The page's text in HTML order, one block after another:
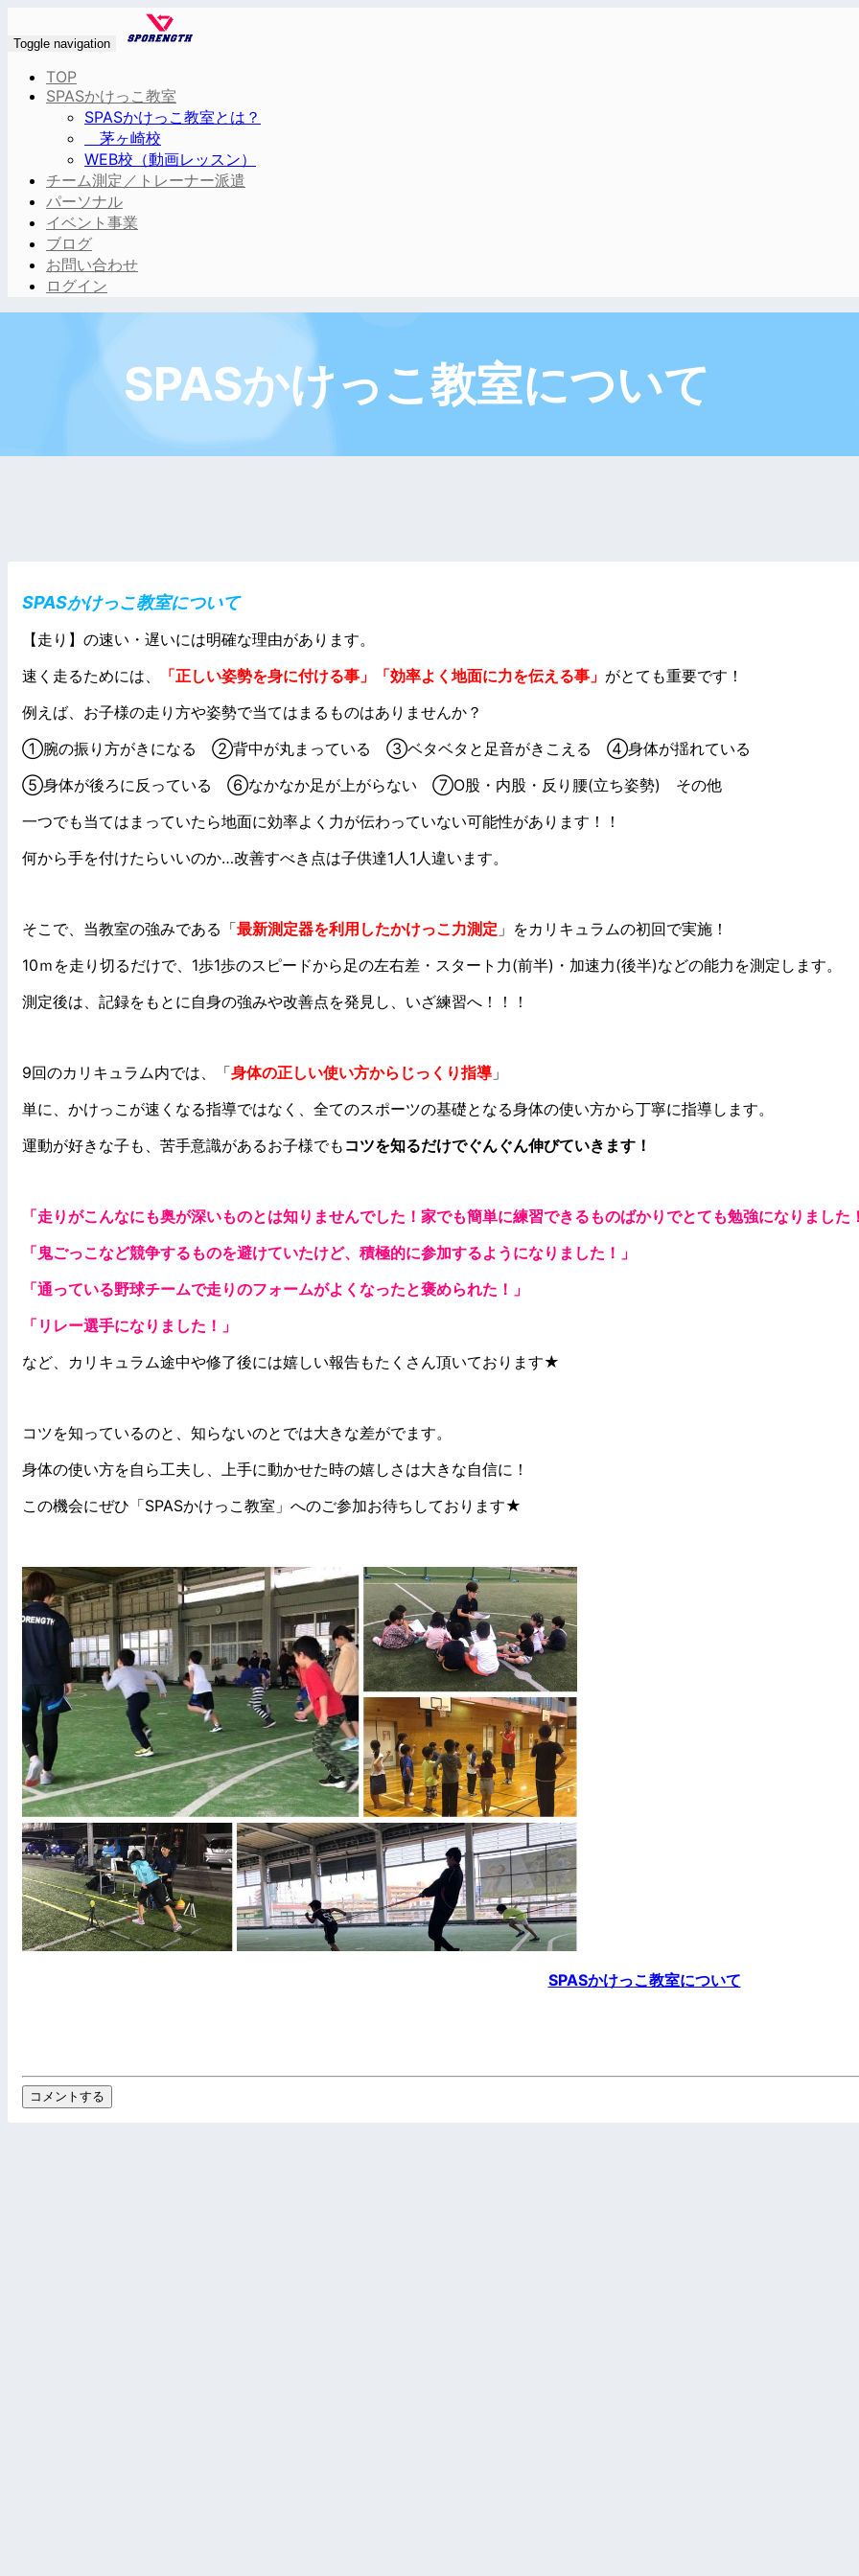
Toggle navigation
TOP
SPASかけっこ教室
SPASかけっこ教室とは？
茅ヶ崎校
WEB校（動画レッスン）
チーム測定／トレーナー派遣
パーソナル
イベント事業
ブログ
お問い合わせ
ログイン
SPASかけっこ教室について
SPASかけっこ教室について
【走り】の速い・遅いには明確な理由があります。
速く走るためには、
「正しい姿勢を身に付ける事」「効率よく地面に力を伝える事」 がとても重要です！
例えば、お子様の走り方や姿勢で当てはまるものはありませんか？
①腕の振り方がきになる ②背中が丸まっている ③ベタベタと足音がきこえる ④身体が揺れている
⑤身体が後ろに反っている ⑥なかなか足が上がらない ⑦O股・内股・反り腰(立ち姿勢) その他
一つでも当てはまっていたら地面に効率よく力が伝わっていない可能性があります！！
何から手を付けたらいいのか…改善すべき点は子供達1人1人違います。
そこで、当教室の強みである「最新測定器を利用したかけっこ力測定 」をカリキュラムの初回で実施！
10ｍを走り切るだけで、1歩1歩のスピードから足の左右差・スタート力(前半)・加速力(後半)などの能力を測定します。
測定後は、記録をもとに自身の強みや改善点を発見し、いざ練習へ！！！
9回のカリキュラム内では、「身体の正しい使い方からじっくり指導 」
単に、かけっこが速くなる指導ではなく、全てのスポーツの基礎となる身体の使い方から丁寧に指導します。
運動が好きな子も、苦手意識があるお子様でも コツを知るだけでぐんぐん伸びていきます！
「走りがこんなにも奥が深いものとは知りませんでした！家でも簡単に練習できるものばかりでとても勉強になりました
「鬼ごっこなど競争するものを避けていたけど、積極的に参加するようになりました！」
「通っている野球チームで走りのフォームがよくなったと褒められた！」
「リレー選手になりました！」
など、カリキュラム途中や修了後には嬉しい報告もたくさん頂いております★
コツを知っているのと、知らないのとでは大きな差がでます。
身体の使い方を自ら工夫し、上手に動かせた時の嬉しさは大きな自信に！
この機会にぜひ「SPASかけっこ教室」へのご参加お待ちしております★
SPASかけっこ教室について
コメントする